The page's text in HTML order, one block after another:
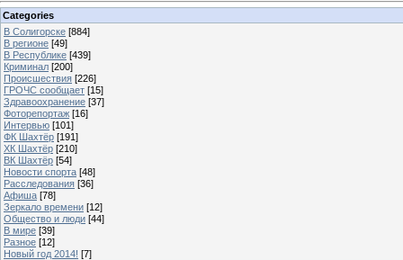
Categories
В Солигорске [884]
В регионе [49]
В Республике [439]
Криминал [200]
Происшествия [226]
ГРОЧС сообщает [15]
Здравоохранение [37]
Фоторепортаж [16]
Интервью [101]
ФК Шахтёр [191]
ХК Шахтёр [210]
ВК Шахтёр [54]
Новости спорта [48]
Расследования [36]
Афиша [78]
Зеркало времени [12]
Общество и люди [44]
В мире [39]
Разное [12]
Новый год 2014! [7]